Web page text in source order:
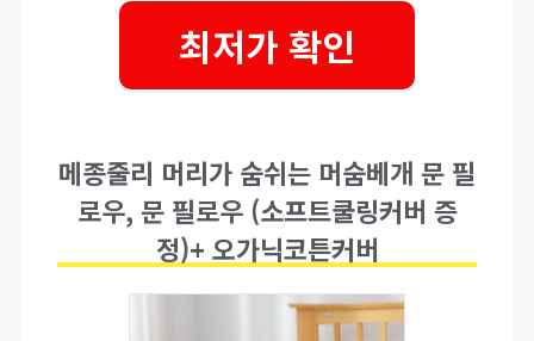
최저가 확인
메종줄리 머리가 숨쉬는 머숨베개 문 필
로우, 문 필로우 (소프트쿨링커버 증
정)+ 오가닉코튼커버